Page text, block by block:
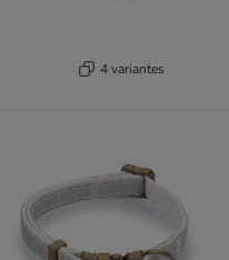
4 variantes